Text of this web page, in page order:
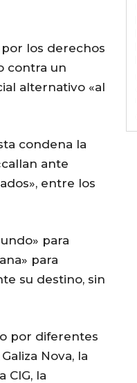
los derechos
contra un
alternativo «al
condena la
ante
entre los
para
para
su destino, sin
por diferentes
Nova, la
CIG, la